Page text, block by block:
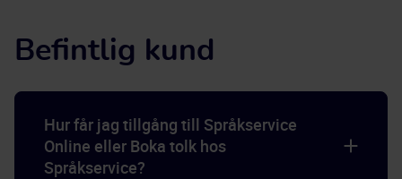
Befintlig kund
Hur får jag tillgång till Språkservice
Online eller Boka tolk hos
Språkservice?